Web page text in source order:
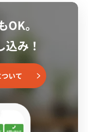
。
み！
いて